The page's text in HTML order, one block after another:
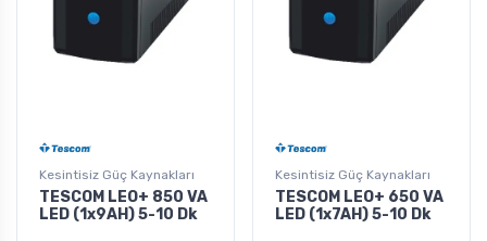
Kesintisiz Güç Kaynakları
TESCOM LEO+ 850 VA
LED (1x9AH) 5-10 Dk
Kesintisiz Güç Kaynakları
TESCOM LEO+ 650 VA
LED (1x7AH) 5-10 Dk